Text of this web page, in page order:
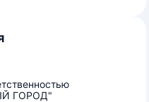
ГОРОД"